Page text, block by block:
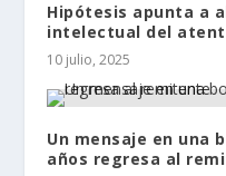
Hipótesis apunta a
intelectual del
10 julio, 2025
Un mensaje en una
años regresa al